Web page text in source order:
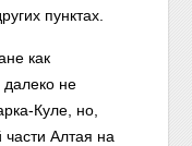
пунктах.
как
не
Куле, но,
части Алтая на